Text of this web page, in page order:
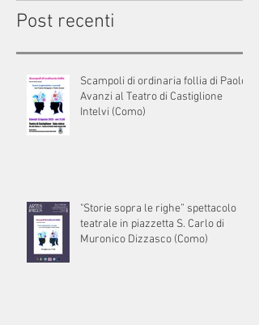
Post recenti
Scampoli di ordinaria follia di Paolo
Avanzi al Teatro di Castiglione
Intelvi (Como)
"Storie sopra le righe” spettacolo
teatrale in piazzetta S. Carlo di
Muronico Dizzasco (Como)